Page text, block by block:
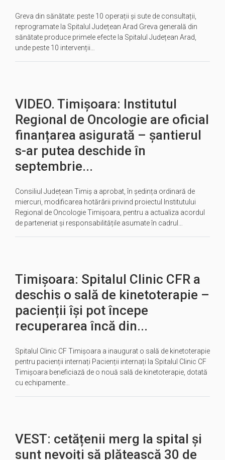
Greva din sănătate: peste 10 operații și sute de consultații,
reprogramate la Spitalul Județean Arad Greva generală din
sănătate produce primele efecte la Spitalul Județean Arad,
unde peste 10 intervenții…
VIDEO. Timișoara: Institutul
Regional de Oncologie are oficial
finanțarea asigurată – șantierul
s-ar putea deschide în
septembrie...
Consiliul Județean Timiș a aprobat, în ședința ordinară de
miercuri, modificarea hotărârii privind proiectul Institutului
Regional de Oncologie Timișoara, pentru a actualiza acordul
de parteneriat și responsabilitățile asumate în cadrul…
Timișoara: Spitalul Clinic CFR a
deschis o sală de kinetoterapie –
pacienții își pot începe
recuperarea încă din...
Spitalul Clinic CF Timișoara a inaugurat o sală de kinetoterapie
pentru pacienții internați Pacienții internați la Spitalul Clinic CF
Timișoara beneficiază de o nouă sală de kinetoterapie, dotată
cu echipamente…
VEST: cetățenii merg la spital și
sunt nevoiți să plătească 30 de